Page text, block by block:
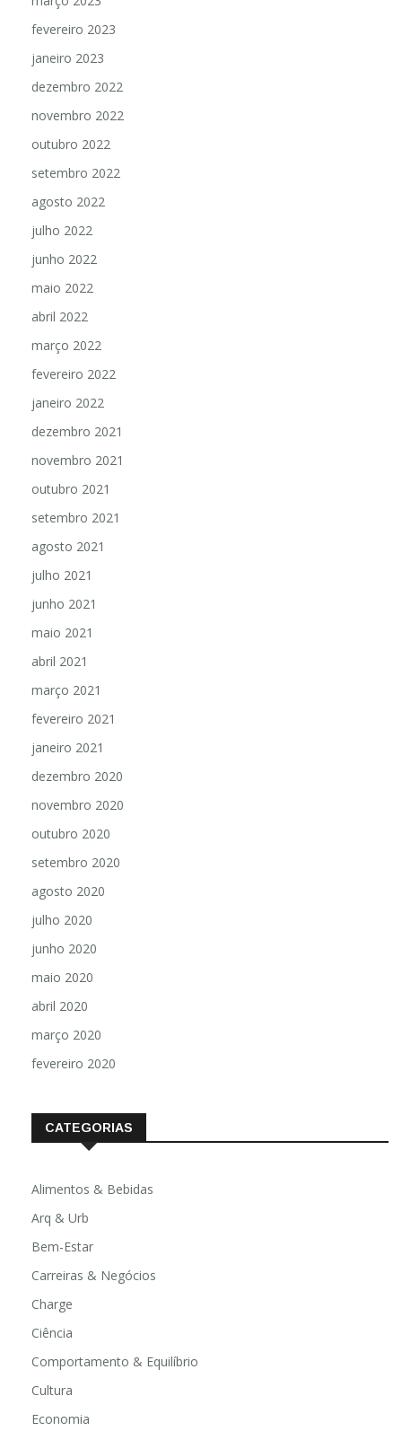
fevereiro 2023
janeiro 2023
dezembro 2022
novembro 2022
outubro 2022
setembro 2022
agosto 2022
julho 2022
junho 2022
maio 2022
abril 2022
março 2022
fevereiro 2022
janeiro 2022
dezembro 2021
novembro 2021
outubro 2021
setembro 2021
agosto 2021
julho 2021
junho 2021
maio 2021
abril 2021
março 2021
fevereiro 2021
janeiro 2021
dezembro 2020
novembro 2020
outubro 2020
setembro 2020
agosto 2020
julho 2020
junho 2020
maio 2020
abril 2020
março 2020
fevereiro 2020
CATEGORIAS
Alimentos & Bebidas
Arq & Urb
Bem-Estar
Carreiras & Negócios
Charge
Ciência
Comportamento & Equilíbrio
Cultura
Economia